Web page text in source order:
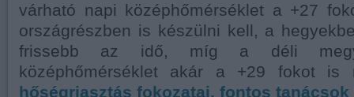
várható napi középhőmérséklet a +27
országrészben is készülni kell, a
frissebb az idő, míg a déli
középhőmérséklet akár a +29 fokot is
hőségriasztás fokozatai, fontos